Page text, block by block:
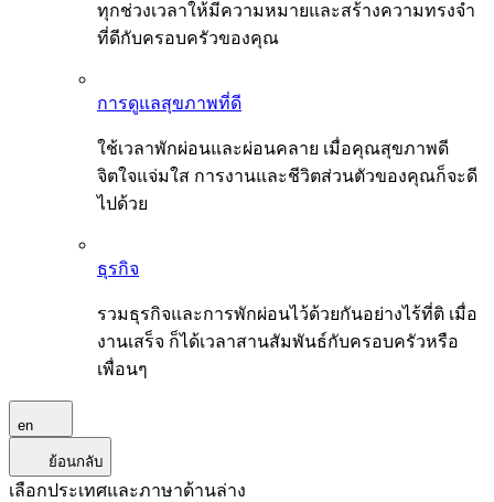
ทุกช่วงเวลาให้มีความหมายและสร้างความทรงจำ
ที่ดีกับครอบครัวของคุณ
การดูแลสุขภาพที่ดี
ใช้เวลาพักผ่อนและผ่อนคลาย เมื่อคุณสุขภาพดี
จิตใจแจ่มใส การงานและชีวิตส่วนตัวของคุณก็จะดี
ไปด้วย
ธุรกิจ
รวมธุรกิจและการพักผ่อนไว้ด้วยกันอย่างไร้ที่ติ เมื่อ
งานเสร็จ ก็ได้เวลาสานสัมพันธ์กับครอบครัวหรือ
เพื่อนๆ
en
ย้อนกลับ
เลือกประเทศและภาษาด้านล่าง